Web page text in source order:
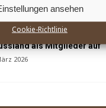
ansehen
Cookie-Richtlinie
Boxing nimmt Russland und
als Mitglieder auf
2026